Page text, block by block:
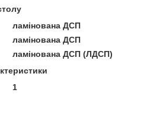
ламінована ДСП
ламінована ДСП
ламінована ДСП (ЛДСП)
1